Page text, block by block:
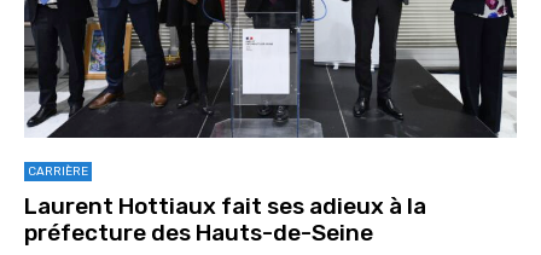
CARRIÈRE
Laurent Hottiaux fait ses adieux à la
préfecture des Hauts-de-Seine